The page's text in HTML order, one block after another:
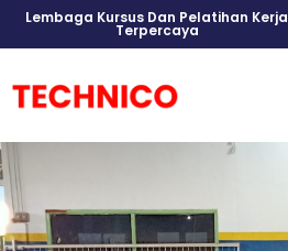
Lembaga Kursus Dan Pelatihan Kerja
Terpercaya